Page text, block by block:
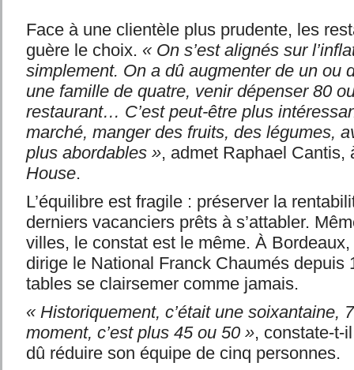
Face à une clientèle plus prudente, les
guère le choix. « On s’est alignés sur
simplement. On a dû augmenter de un ou
une famille de quatre, venir dépenser 80
restaurant… C’est peut-être plus
marché, manger des fruits, des légumes,
plus abordables », admet Raphael Cantis,
House.
L’équilibre est fragile : préserver la
derniers vacanciers prêts à s’attabler.
villes, le constat est le même. À
dirige le National Franck Chaumés depuis
tables se clairsemer comme jamais.
« Historiquement, c’était une soixantaine,
moment, c’est plus 45 ou 50 », constate-t-
dû réduire son équipe de cinq personnes.